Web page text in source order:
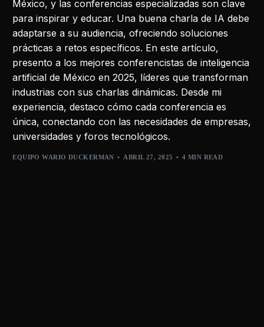
México, y las conferencias especializadas son clave
para inspirar y educar. Una buena charla de IA debe
adaptarse a su audiencia, ofreciendo soluciones
prácticas a retos específicos. En este artículo,
presento a los mejores conferencistas de inteligencia
artificial de México en 2025, líderes que transforman
industrias con sus charlas dinámicas. Desde mi
experiencia, destaco cómo cada conferencia es
única, conectando con las necesidades de empresas,
universidades y foros tecnológicos.
EQUIPO WARIO DUCKERMAN ABRIL 27, 2025 4 MIN READ